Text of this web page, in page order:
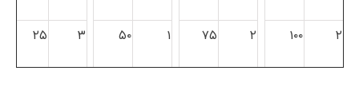
۲ ۱۰۰ ۲ ۷۵ ۱ ۵۰ ۳ ۲۵